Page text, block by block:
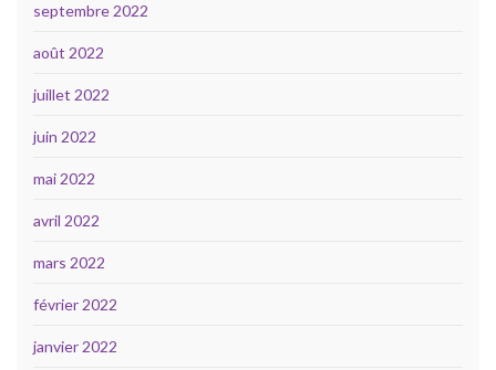
septembre 2022
août 2022
juillet 2022
juin 2022
mai 2022
avril 2022
mars 2022
février 2022
janvier 2022